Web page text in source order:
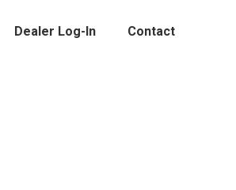
Dealer Log-In Contact